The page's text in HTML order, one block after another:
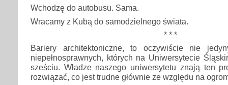
Wchodzę do autobusu. Sama.
Wracamy z Kubą do samodzielnego świata.
* * *
Bariery architektoniczne, to oczywiście nie
niepełnosprawnych, których na Uniwersytecie
sześciu. Władze naszego uniwersytetu znają ten
rozwiązać, co jest trudne głównie ze względu na